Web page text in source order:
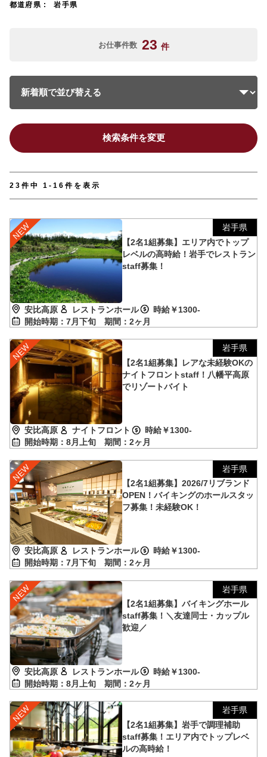
都道府県 岩手県
お仕事件数 23 件
検索条件を変更
23件中 1-16件を表示
岩手県
【2名1組募集】エリア内でトップ
レベルの高時給！岩手でレストラン
staff募集！
安比高原 レストランホール
時給￥1300-
開始時期：7月下旬 期間：2ヶ月
岩手県
【2名1組募集】レアな未経験OKの
ナイトフロントstaff！八幡平高原
でリゾートバイト
安比高原 ナイトフロント
時給￥1300-
開始時期：8月上旬 期間：2ヶ月
岩手県
【2名1組募集】2026/7リブランド
OPEN！バイキングのホールスタッ
フ募集！未経験OK！
安比高原 レストランホール
時給￥1300-
開始時期：7月下旬 期間：2ヶ月
岩手県
【2名1組募集】バイキングホール
staff募集！＼友達同士・カップル
歓迎／
安比高原 レストランホール
時給￥1300-
開始時期：8月上旬 期間：2ヶ月
岩手県
【2名1組募集】岩手で調理補助
staff募集！エリア内でトップレベ
ルの高時給！